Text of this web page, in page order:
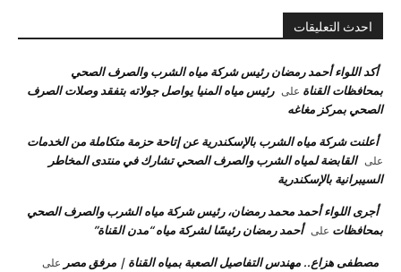
احدث التعليقات
أكد اللواء أحمد رمضان رئيس شركة مياه الشرب والصرف الصحي
بمحافظات القناة على رئيس مياه المنيا يواصل جولاته بتفقد وصلات الصرف
الصحي بمركز مغاغه
أعلنت شركة مياه الشرب بالإسكندرية عن إتاحة حزمة متكاملة من الخدمات
على القابضة لمياه الشرب والصرف الصحي تشارك في منتدى المخاطر
السيبرانية بالإسكندرية
أجرى اللواء أحمد محمد رمضان، رئيس شركة مياه الشرب والصرف الصحي
بمحافظات على أحمد رمضان رئيسًا لشركة مياه “مدن القناة”
مصطفى هزاع.. مهندس التفاصيل الصعبة بمياه القناة | مرفق مصر على